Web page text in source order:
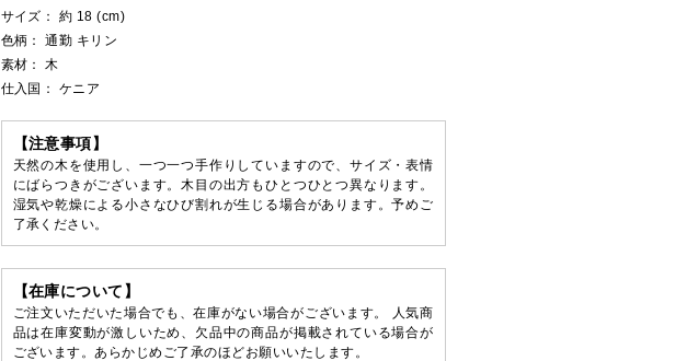
サイズ： 約 18 (cm)
色柄： 通勤 キリン
素材： 木
仕入国： ケニア
【注意事項】
天然の木を使用し、一つ一つ手作りしていますので、サイズ・表情
にばらつきがございます。木目の出方もひとつひとつ異なります。
湿気や乾燥による小さなひび割れが生じる場合があります。予めご
了承ください。
【在庫について】
ご注文いただいた場合でも、在庫がない場合がございます。 人気商
品は在庫変動が激しいため、欠品中の商品が掲載されている場合が
ございます。あらかじめご了承のほどお願いいたします。